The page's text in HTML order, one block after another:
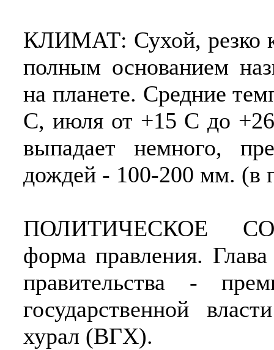
КЛИМАТ: Сухой, резко
полным основанием
на планете. Средние
С, июля от +15 С до
выпадает немного,
дождей - 100-200 мм. (в
ПОЛИТИЧЕСКОЕ
форма правления. Глава
правительства -
государственной
хурал (ВГХ).